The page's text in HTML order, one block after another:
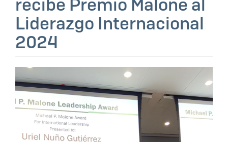
recibe Premio Malone al
Liderazgo Internacional
2024